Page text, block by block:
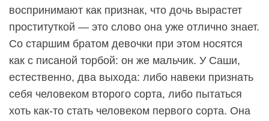
воспринимают как признак, что дочь вырастет
проституткой — это слово она уже отлично знает.
Со старшим братом девочки при этом носятся
как с писаной торбой: он же мальчик. У Саши,
естественно, два выхода: либо навеки признать
себя человеком второго сорта, либо пытаться
хоть как-то стать человеком первого сорта. Она